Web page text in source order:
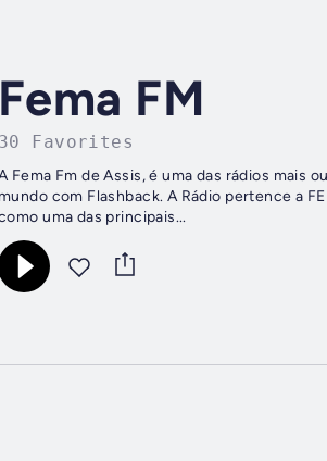
Fema FM
30 Favorites
Fema Fm de Assis, é uma das rádios mais
mundo com Flashback. A Rádio pertence a
uma das principais...